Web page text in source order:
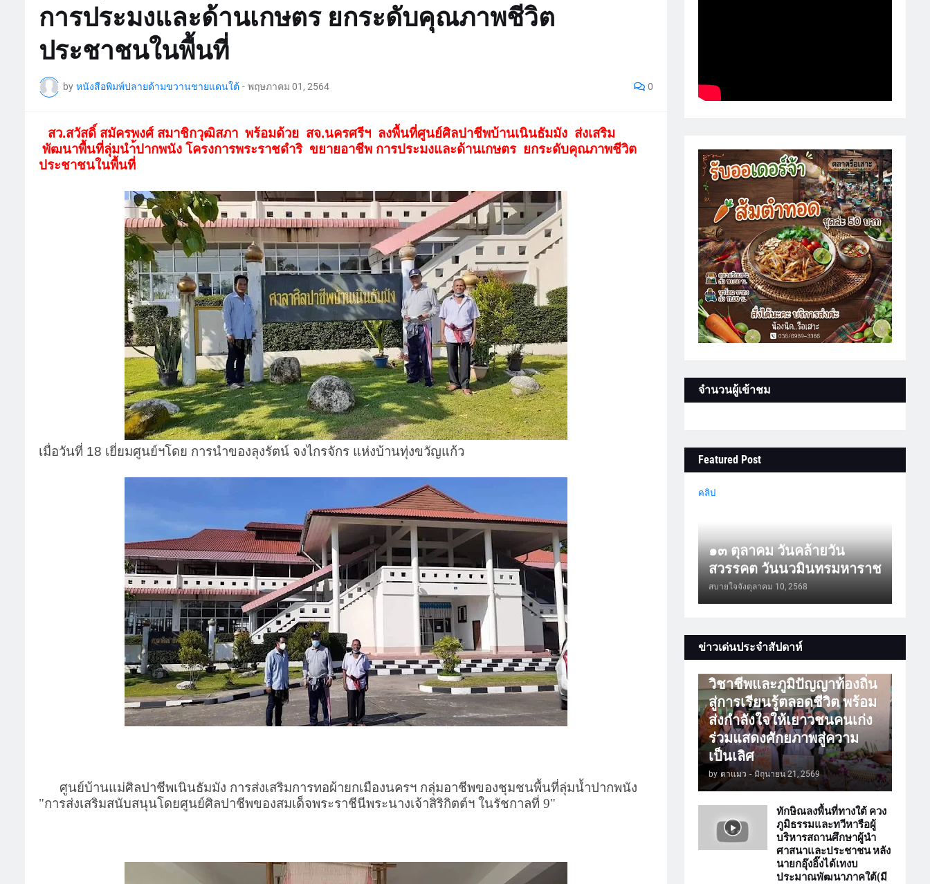
การประมงและด้านเกษตร ยกระดับคุณภาพชีวิต
ประชาชนในพื้นที่
by หนังสือพิมพ์ปลายด้ามขวานชายแดนใต้ - พฤษภาคม 01, 2564 0
สว.สวัสดิ์ สมัครพงศ์ สมาชิกวุฒิสภา พร้อมด้วย สจ.นครศรีฯ ลงพื้นที่ศูนย์ศิลปาชีพบ้านเนินธัมมัง ส่งเสริม
พัฒนาพื้นที่ลุ่มนำ้ปากพนัง โครงการพระราชดำริ ขยายอาชีพ การประมงและด้านเกษตร ยกระดับคุณภาพชีวิต
ประชาชนในพื้นที่
เมื่อวันที่ 18 เยี่ยมศูนย์ฯโดย การนำของลุงรัตน์ จงไกรจักร แห่งบ้านทุ่งขวัญแก้ว
ศูนย์บ้านแม่ศิลปาชีพเนินธัมมัง การส่งเสริมการทอผ้ายกเมืองนครฯ กลุ่มอาชีพของชุมชนพื้นที่ลุ่มน้ำปากพนัง
"การส่งเสริมสนับสนุนโดยศูนย์ศิลปาชีพของสมเด็จพระราชีนีพระนางเจ้าสิริกิตต์ฯ ในรัชกาลที่ 9"
จำนวนผู้เข้าชม
Featured Post
คลิป
๑๓ ตุลาคม วันคล้ายวัน
สวรรคต วันนวมินทรมหาราช
สบายใจจังตุลาคม 10, 2568
ข่าวเด่นประจำสัปดาห์
การศึกษา
วิชาชีพและภูมิปัญญาท้องถิ่น
สู่การเรียนรู้ตลอดชีวิต พร้อม
ส่งกำลังใจให้เยาวชนคนเก่ง
ร่วมแสดงศักยภาพสู่ความ
เป็นเลิศ
by ตาแมว - มิถุนายน 21, 2569
ทักษิณลงพื้นที่ทางใต้ ควง
ภูมิธรรมและทวีหารือผู้
บริหารสถานศึกษาผู้นำ
ศาสนาและประชาชน หลัง
นายกอุ๊งอิ๊งได้เทงบ
ประมาณพัฒนาภาคใต้(มี